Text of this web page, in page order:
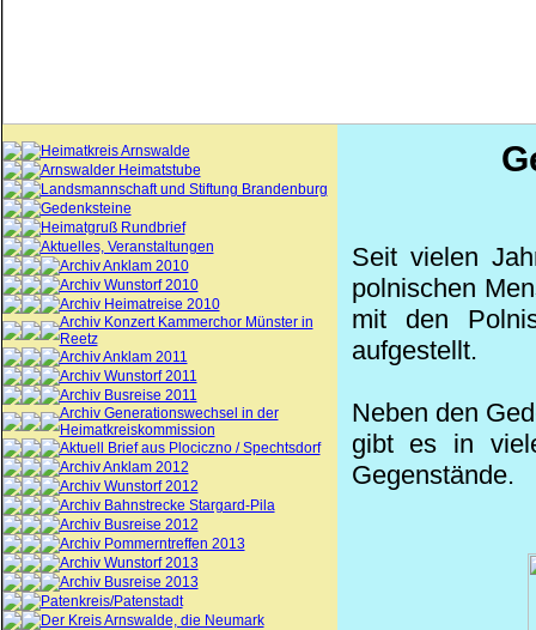
Heimatkreis Arnswalde
Arnswalder Heimatstube
Landsmannschaft und Stiftung Brandenburg
Gedenksteine
Heimatgruß Rundbrief
Aktuelles, Veranstaltungen
Archiv Anklam 2010
Archiv Wunstorf 2010
Archiv Heimatreise 2010
Archiv Konzert Kammerchor Münster in
Reetz
Archiv Anklam 2011
Archiv Wunstorf 2011
Archiv Busreise 2011
Archiv Generationswechsel in der
Heimatkreiskommission
Aktuell Brief aus Plociczno / Spechtsdorf
Archiv Anklam 2012
Archiv Wunstorf 2012
Archiv Bahnstrecke Stargard-Pila
Archiv Busreise 2012
Archiv Pommerntreffen 2013
Archiv Wunstorf 2013
Archiv Busreise 2013
Patenkreis/Patenstadt
Der Kreis Arnswalde, die Neumark
Seit vielen
polnischen
mit den
aufgestellt.
Neben den
gibt es in
Gegenstände.